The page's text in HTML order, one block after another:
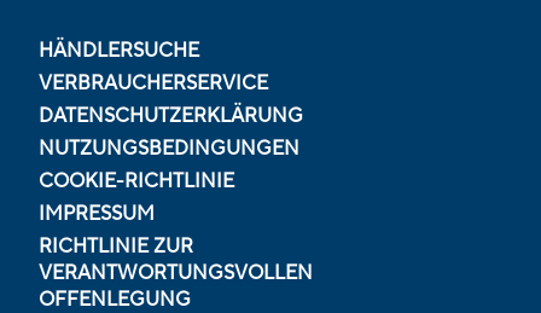
HÄNDLERSUCHE
VERBRAUCHERSERVICE
DATENSCHUTZERKLÄRUNG
NUTZUNGSBEDINGUNGEN
COOKIE-RICHTLINIE
IMPRESSUM
RICHTLINIE ZUR
VERANTWORTUNGSVOLLEN
OFFENLEGUNG